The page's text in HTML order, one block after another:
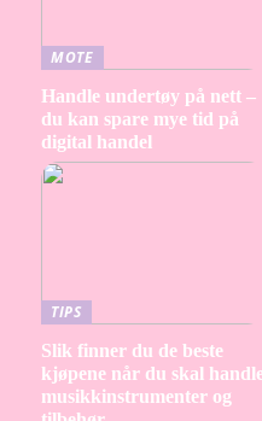
MOTE
Handle undertøy på nett –
du kan spare mye tid på
digital handel
TIPS
Slik finner du de beste
kjøpene når du skal
musikkinstrumenter og